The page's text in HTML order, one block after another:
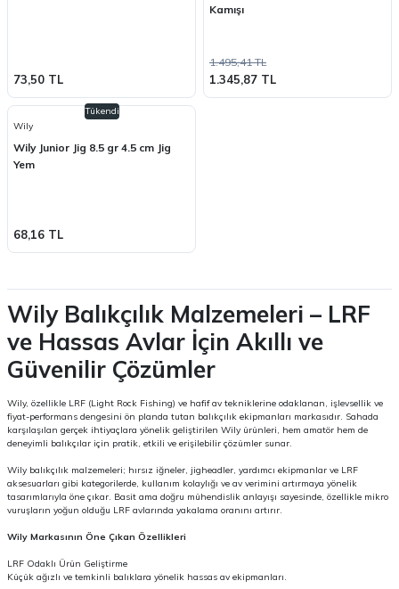
73,50 TL
Kamışı
1.495,41 TL
1.345,87 TL
Tükendi
Wily
Wily Junior Jig 8.5 gr 4.5 cm Jig
Yem
68,16 TL
Wily Balıkçılık Malzemeleri – LRF
ve Hassas Avlar İçin Akıllı ve
Güvenilir Çözümler
Wily, özellikle LRF (Light Rock Fishing) ve hafif av tekniklerine odaklanan, işlevsellik ve
fiyat-performans dengesini ön planda tutan balıkçılık ekipmanları markasıdır. Sahada
karşılaşılan gerçek ihtiyaçlara yönelik geliştirilen Wily ürünleri, hem amatör hem de
deneyimli balıkçılar için pratik, etkili ve erişilebilir çözümler sunar.
Wily balıkçılık malzemeleri; hırsız iğneler, jigheadler, yardımcı ekipmanlar ve LRF
aksesuarları gibi kategorilerde, kullanım kolaylığı ve av verimini artırmaya yönelik
tasarımlarıyla öne çıkar. Basit ama doğru mühendislik anlayışı sayesinde, özellikle mikro
vuruşların yoğun olduğu LRF avlarında yakalama oranını artırır.
Wily Markasının Öne Çıkan Özellikleri
LRF Odaklı Ürün Geliştirme
Küçük ağızlı ve temkinli balıklara yönelik hassas av ekipmanları.